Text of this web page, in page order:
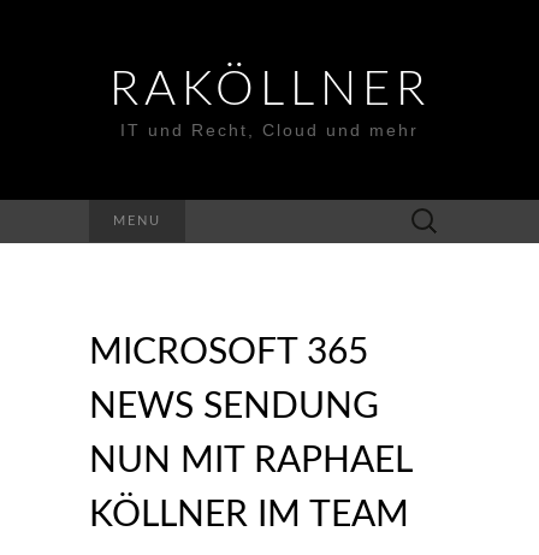
RAKÖLLNER
IT und Recht, Cloud und mehr
MENU
Suchen
nach:
MICROSOFT 365
NEWS SENDUNG
NUN MIT RAPHAEL
KÖLLNER IM TEAM